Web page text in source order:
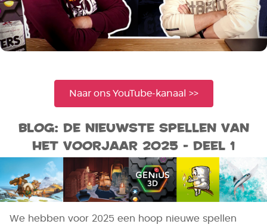
Naar ons YouTube-kanaal >>
Blog: De nieuwste spellen van
het voorjaar 2025 - deel 1
We hebben voor 2025 een hoop nieuwe spellen